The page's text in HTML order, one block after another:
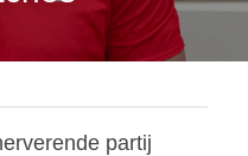
partij